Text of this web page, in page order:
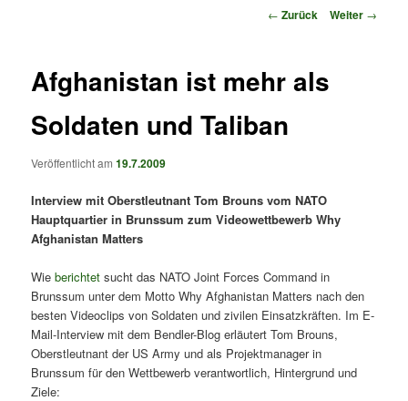
Beitrags-
← Zurück Weiter →
Afghanistan ist mehr als
Soldaten und Taliban
Veröffentlicht am19.7.2009
Interview mit Oberstleutnant Tom Brouns vom NATO
Hauptquartier in Brunssum zum Videowettbewerb Why
Afghanistan Matters
Wieberichtet sucht das NATO Joint Forces Command in
Brunssum unter dem Motto Why Afghanistan Matters nach den
besten Videoclips von Soldaten und zivilen Einsatzkräften. Im E-
Mail-Interview mit dem Bendler-Blog erläutert Tom Brouns,
Oberstleutnant der US Army und als Projektmanager in
Brunssum für den Wettbewerb verantwortlich, Hintergrund und
Ziele: